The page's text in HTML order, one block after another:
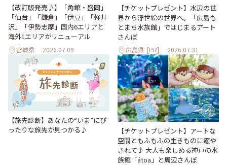
【改訂版発売♪】「角館・盛岡」
「仙台」「鎌倉」「伊豆」「軽井
沢」「伊勢志摩」国内6エリアと
海外1エリアがリニューアル
宮城県 2026.07.09
【チケットプレゼント】水辺の世
界から浮世絵の世界へ。「広島も
とまち水族館」ではじまるアート
さんぽ
広島県 [PR] 2026.07.31
【旅先診断】あなたの“いま”にぴ
ったりな旅先が見つかる♪
【チケットプレゼント】アートな
空間ともふもふの生きものに癒や
されて♪ 大人も楽しめる神戸の水
族館「átoa」と周辺さんぽ